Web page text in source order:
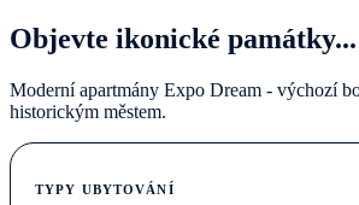
Objevte ikonické památky...
Moderní apartmány Expo Dream - výchozí
historickým městem.
TYPY UBYTOVÁNÍ